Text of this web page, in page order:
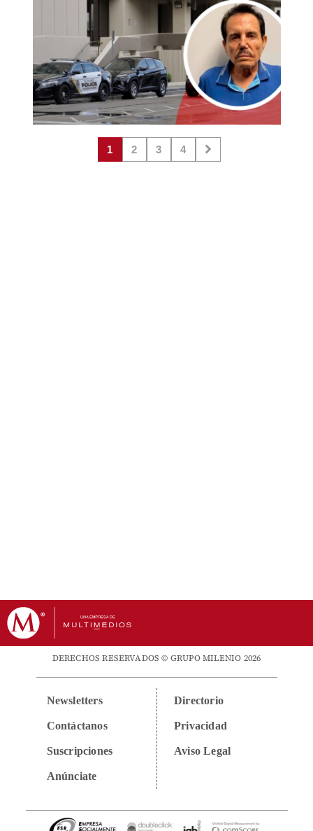
1 2 3 4
DERECHOS RESERVADOS © GRUPO MILENIO 2026
Newsletters
Contáctanos
Suscripciones
Anúnciate
Directorio
Privacidad
Aviso Legal